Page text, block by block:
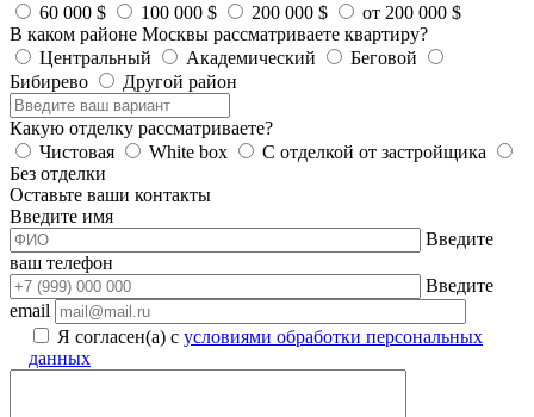
60 000 $
100 000 $ 200 000 $
от 200 000 $
В каком районе Москвы рассматриваете квартиру?
Центральный
Академический
Беговой
Бибирево
Другой район
Какую отделку рассматриваете?
Чистовая
White box
С отделкой от застройщика
Без отделки
Оставьте ваши контакты
Введите имя
Введите
ваш телефон
Введите
email
Я согласен(а) с условиями обработки персональных
данных